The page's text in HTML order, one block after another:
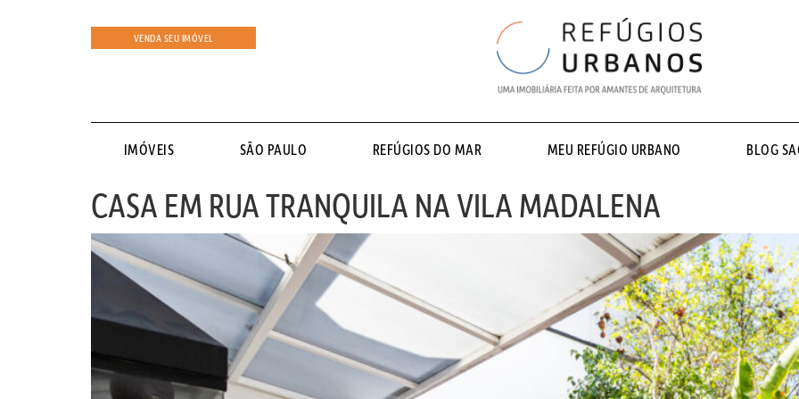
VENDA SEU IMÓVEL
IMÓVEIS SÃO PAULO REFÚGIOS DO MAR MEU REFÚGIO URBANO BLOG
CASA EM RUA TRANQUILA NA VILA MADALENA